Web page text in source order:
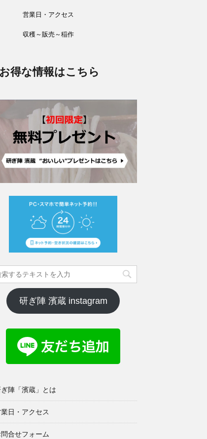
営業日・アクセス
収穫～販売～稲作
お得な情報はこちら
研ぎ陣 濱蔵 instagram
陣「濱蔵」とは
日・アクセス
問合せフォーム